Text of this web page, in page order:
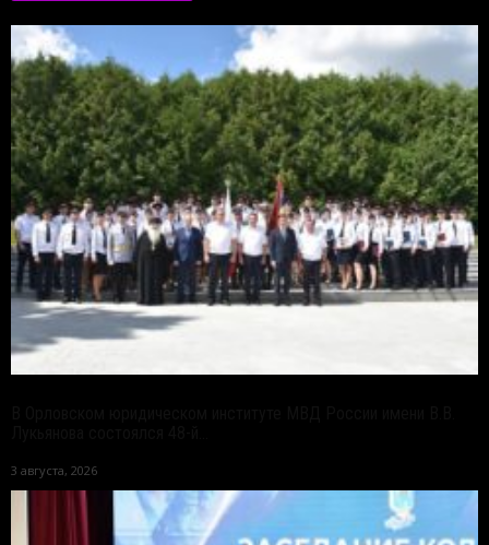
3 августа, 2026